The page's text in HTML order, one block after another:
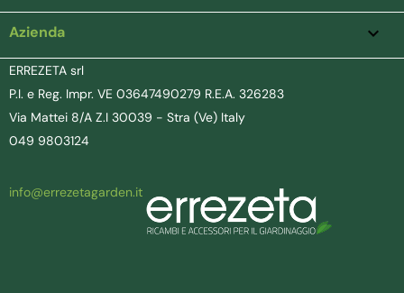
Azienda keyboard_arrow_down
ERREZETA srl
P.I. e Reg. Impr. VE 03647490279 R.E.A. 326283
Via Mattei 8/A Z.I 30039 - Stra (Ve) Italy
049 9803124
info@errezetagarden.it